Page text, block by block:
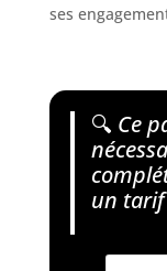
ses
🔍 Ce
un tarif